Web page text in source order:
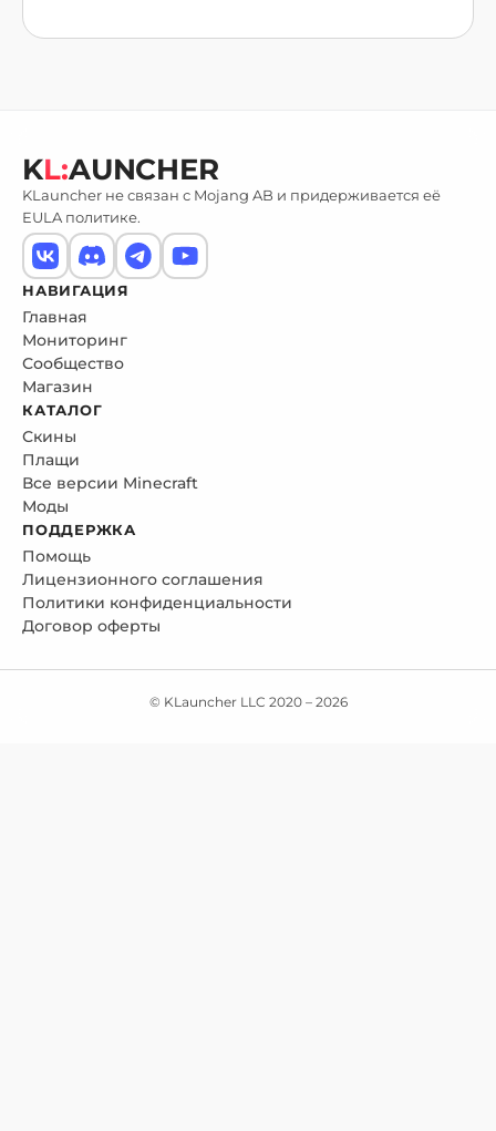
KL:AUNCHER
KLauncher не связан с Mojang AB и придерживается её
EULA политике.
НАВИГАЦИЯ
Главная
Мониторинг
Сообщество
Магазин
КАТАЛОГ
Скины
Плащи
Все версии Minecraft
Моды
ПОДДЕРЖКА
Помощь
Лицензионного соглашения
Политики конфиденциальности
Договор оферты
© KLauncher LLC 2020 – 2026